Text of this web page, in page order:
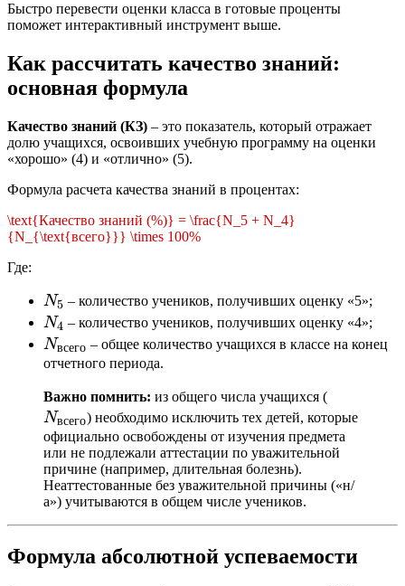
Быстро перевести оценки класса в готовые проценты
поможет интерактивный инструмент выше.
Как рассчитать качество знаний:
основная формула
Качество знаний (КЗ) – это показатель, который отражает
долю учащихся, освоивших учебную программу на оценки
«хорошо» (4) и «отлично» (5).
Формула расчета качества знаний в процентах:
\text{Качество знаний (%)} = \frac{N_5 + N_4}
{N_{\text{всего}}} \times 100%
Где:
N_5
N5 – количество учеников, получивших оценку «5»;
N_4
N4 – количество учеников, получивших оценку «4»;
N_{\text{всего}}
Nвсего – общее количество учащихся в классе на конец
отчетного периода.
Важно помнить: из общего числа учащихся (
Nвсего) необходимо исключить тех детей, которые
официально освобождены от изучения предмета
или не подлежали аттестации по уважительной
причине (например, длительная болезнь).
Неаттестованные без уважительной причины («н/
а») учитываются в общем числе учеников.
Формула абсолютной успеваемости